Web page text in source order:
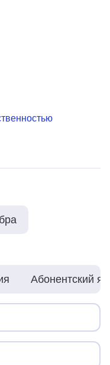
Абонентский